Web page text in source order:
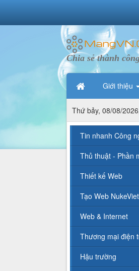
Chia sẻ thành
Giới thiệu
Thứ bảy, 08/08/
Tin nhanh Công
Thủ thuật - Phần
Thiết kế Web
Tạo Web NukeViet
Web & Internet
Thương mại điện
Hậu trường